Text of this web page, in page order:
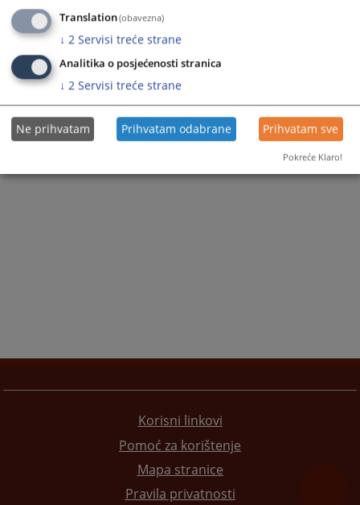
273PREGLEDA
Korisni linkovi
Pomoć za korištenje
Mapa stranice
Pravila privatnosti
Translation(obavezna)
↓ 2 Servisi treće strane
Analitika o posjećenosti stranica
↓ 2 Servisi treće strane
Ne prihvatam Prihvatam odabrane Prihvatam sve
Pokreće Klaro!